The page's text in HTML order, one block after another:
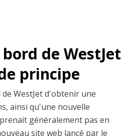
de WestJet
principe
WestJet d'obtenir une
ainsi qu'une nouvelle
généralement pas en
site web lancé par le